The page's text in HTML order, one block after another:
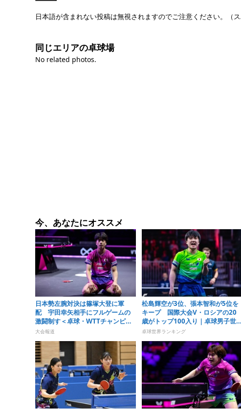
日本語が含まれない投稿は無視されますのでご注意ください。（ス
同じエリアの卓球場
No related photos.
今、あなたにオススメ
日本勢左腕対決は篠塚大登に軍
配 宇田幸矢相手にフルゲームの
激闘制す＜卓球・WTTチャンピオ
ンズ横浜2026＞
大会報道
松島輝空が3位、張本智和が5位を
キープ 国際大会V・ロシアの20
歳がトップ100入り｜卓球男子世界
ランキング（2026年第32週）
卓球世界ランキング